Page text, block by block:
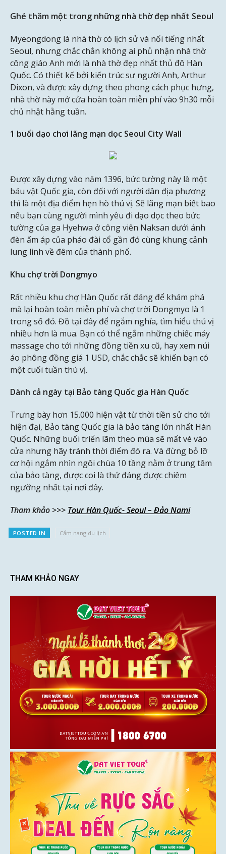
Ghé thăm một trong những nhà thờ đẹp nhất Seoul
Myeongdong là nhà thờ có lịch sử và nổi tiếng nhất
Seoul, nhưng chắc chắn không ai phủ nhận nhà thờ
công giáo Anh mới là nhà thờ đẹp nhất thủ đô Hàn
Quốc. Có thiết kế bởi kiến trúc sư người Anh, Arthur
Dixon, và được xây dựng theo phong cách phục hưng,
nhà thờ này mở cửa hoàn toàn miễn phí vào 9h30 mỗi
chủ nhật hằng tuần.
1 buổi dạo chơi lãng mạn dọc Seoul City Wall
Được xây dựng vào năm 1396, bức tường này là một
báu vật Quốc gia, còn đối với người dân địa phương
thì là một địa điểm hẹn hò thú vị. Sẽ lãng mạn biết bao
nếu bạn cùng người mình yêu đi dạo dọc theo bức
tường của ga Hyehwa ở công viên Naksan dưới ánh
đèn ấm áp của pháo đài cổ gần đó cùng khung cảnh
lung linh về đêm của thành phố.
Khu chợ trời Dongmyo
Rất nhiều khu chợ Hàn Quốc rất đáng để khám phá
mà lại hoàn toàn miễn phí và chợ trời Dongmyo là 1
trong số đó. Đồ tại đây để ngắm nghía, tìm hiểu thú vị
nhiều hơn là mua. Bạn có thể ngắm những chiếc máy
massage cho tới những đồng tiền xu cũ, hay xem núi
áo phông đồng giá 1 USD, chắc chắc sẽ khiến bạn có
một cuối tuần thú vị.
Dành cả ngày tại Bảo tàng Quốc gia Hàn Quốc
Trưng bày hơn 15.000 hiện vật từ thời tiền sử cho tới
hiện đại, Bảo tàng Quốc gia là bảo tàng lớn nhất Hàn
Quốc. Những buổi triển lãm theo mùa sẽ mất vé vào
cửa nhưng hãy tránh thời điểm đó ra. Và đừng bỏ lỡ
cơ hội ngắm nhìn ngôi chùa 10 tầng nằm ở trung tâm
của bảo tàng, được coi là thứ đáng được chiêm
ngưỡng nhất tại nơi đây.
Tham khảo >>> Tour Hàn Quốc- Seoul – Đảo Nami
POSTED IN Cẩm nang du lịch
THAM KHẢO NGAY